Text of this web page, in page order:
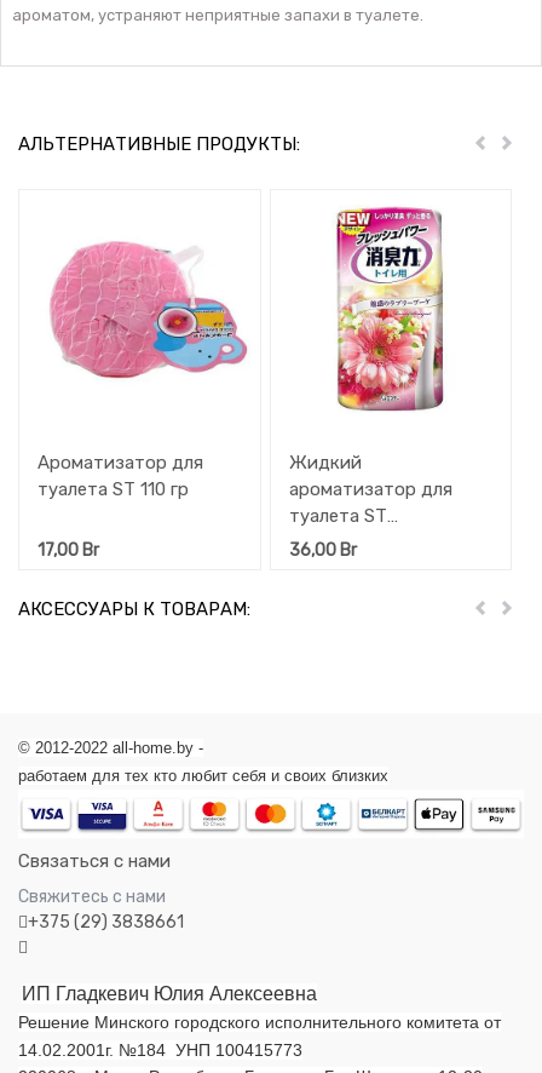
ароматом, устраняют неприятные запахи в туалете.
АЛЬТЕРНАТИВНЫЕ ПРОДУКТЫ: Пред
Ароматизатор для
туалета ST 110 гр
17,00 Br
Жидкий
ароматизатор для
туалета ST
(Прекрасный букет)
36,00Br
АКСЕССУАРЫ К ТОВАРАМ: Пред
© 2012-2022 all-home.by -
работаем для тех кто любит себя и своих близких
Связаться с нами
Свяжитесь с нами
+375 (29) 3838661
ИП Гладкевич Юлия Алексеевна
Решение Минского городского исполнительного комитета от
14.02.2001г. №184 УНП 100415773